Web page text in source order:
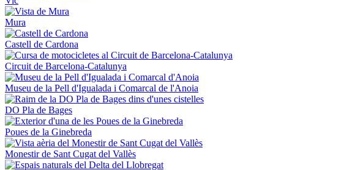
Mura
Castell de Cardona
Circuit de Barcelona-Catalunya
Museu de la Pell d'Igualada i Comarcal de l'Anoia
DO Pla de Bages
Poues de la Ginebreda
Monestir de Sant Cugat del Vallès